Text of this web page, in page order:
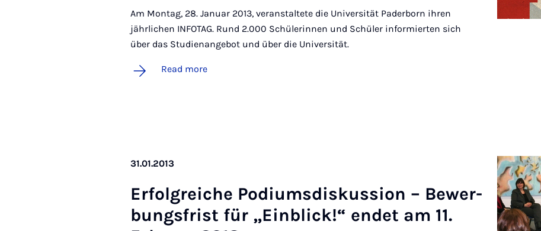
Am Montag, 28. Januar 2013, veranstaltete die Universität Paderborn ihren
jährlichen INFOTAG. Rund 2.000 Schülerinnen und Schüler informierten sich
über das Studienangebot und über die Universität.
Read more
31.01.2013
Er­fol­greiche Po­di­ums­diskus­sion – Be­w­er­
bungs­frist für „Ein­blick!“ en­det am 11.